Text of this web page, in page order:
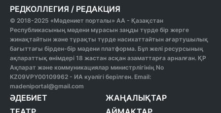
РЕДКОЛЛЕГИЯ / РЕДАКЦИЯ
© 2018-2025 «Мәдениет порталы» АА - Қазақстан
Республикасының мәдени мұрасын заңды түрде бір жерге
жинақтайтын және тұрақты түрде насихаттайтын ағартушылық
бағыттағы бірден-бір мәдени платформа. Бұл желі ресурсының
ақпараттық өнімдері 18 жастан асқан азаматтарға арналған. ҚР
Ақпарат және коммуникациялар министрлігінің No
KZ09VPY00109962 - ИА куәлігі берілген. Email:
madeniportal@gmail.com
ӘДЕБИЕТ
ЖАҢАЛЫҚТАР